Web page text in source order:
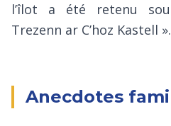
l’îlot a été retenu
Trezenn ar C’hoz Kastell ».
Anecdotes